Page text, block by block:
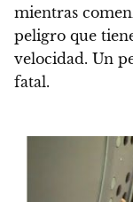
mientras
peligro que
velocidad. Un
fatal.